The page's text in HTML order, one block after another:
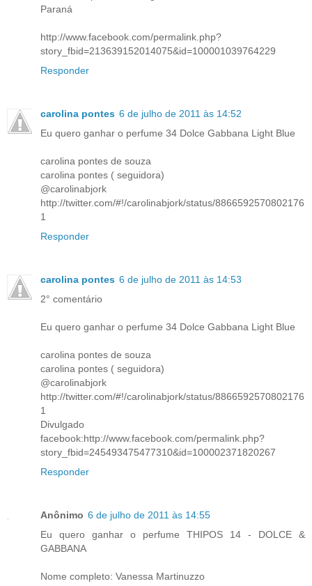
Paraná
http://www.facebook.com/permalink.php?
story_fbid=213639152014075&id=100001039764229
Responder
carolina pontes 6 de julho de 2011 às 14:52
Eu quero ganhar o perfume 34 Dolce Gabbana Light Blue
carolina pontes de souza
carolina pontes ( seguidora)
@carolinabjork
http://twitter.com/#!/carolinabjork/status/8866592570802176
1
Responder
carolina pontes 6 de julho de 2011 às 14:53
2° comentário
Eu quero ganhar o perfume 34 Dolce Gabbana Light Blue
carolina pontes de souza
carolina pontes ( seguidora)
@carolinabjork
http://twitter.com/#!/carolinabjork/status/8866592570802176
1
Divulgado
facebook:http://www.facebook.com/permalink.php?
story_fbid=245493475477310&id=100002371820267
Responder
Anônimo 6 de julho de 2011 às 14:55
Eu quero ganhar o perfume THIPOS 14 - DOLCE &
GABBANA
Nome completo: Vanessa Martinuzzo